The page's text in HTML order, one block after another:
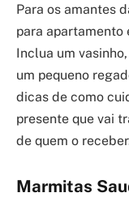
Para os amantes
para apartamento
Inclua um
um pequeno
dicas de como
presente que vai
de quem o
Marmitas